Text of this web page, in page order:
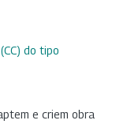
do tipo
e criem obra